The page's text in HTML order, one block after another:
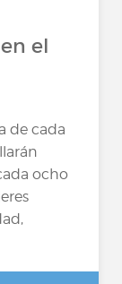
el
de cada
ocho